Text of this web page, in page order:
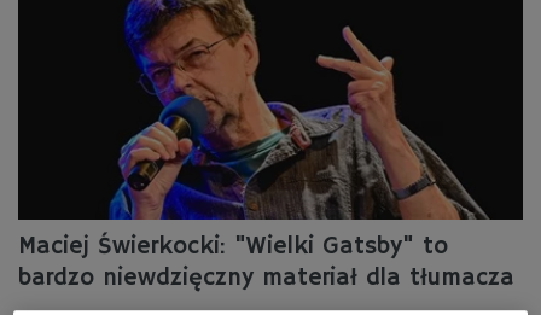
Maciej Świerkocki: "Wielki Gatsby" to
bardzo niewdzięczny materiał dla tłumacza